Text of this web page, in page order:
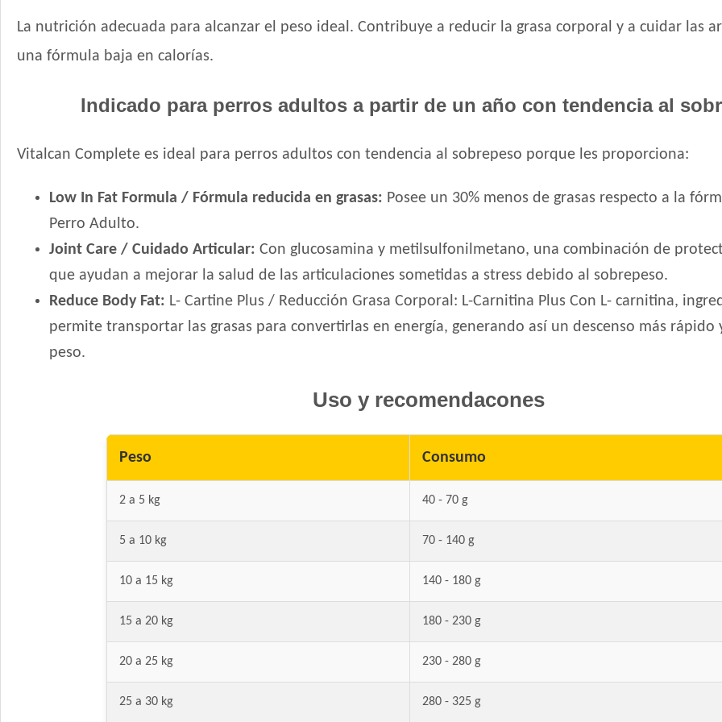
DogPro Perro Adulto
Dogpro Mordida Pequeña
Dogui Perro Adulto
Ducho Adultos
Estampa Plus Perro Adulto de Raza
Estampa Plus Perro Adulto de Razas
Eukanuba Adult Medium Lamb (Cordero)
Exact Premium Perro Adulto
La nutrición adecuada para alcanzar el peso ideal. Contribuye a reducir la grasa corporal y a cuidar las
una fórmula baja en calorías.
Indicado para perros adultos a partir de un año con tendencia al
Vitalcan Complete es ideal para perros adultos con tendencia al sobrepeso porque les proporciona:
Low In Fat Formula / Fórmula reducida en grasas: Posee un 30% menos de grasas respecto a la
Perro Adulto.
Joint Care / Cuidado Articular: Con glucosamina y metilsulfonilmetano, una combinación de
que ayudan a mejorar la salud de las articulaciones sometidas a stress debido al sobrepeso.
Reduce Body Fat: L- Cartine Plus / Reducción Grasa Corporal: L-Carnitina Plus Con L- carnitina,
permite transportar las grasas para convertirlas en energía, generando así un descenso más rápido
peso.
Uso y recomendacones
Peso Consumo
2 a 5 kg 40 - 70 g
5 a 10 kg 70 - 140 g
10 a 15 kg 140 - 180 g
15 a 20 kg 180 - 230 g
20 a 25 kg 230 - 280 g
25 a 30 kg 280 - 325 g